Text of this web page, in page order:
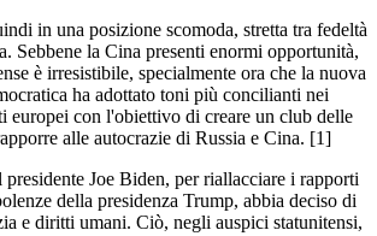
in una posizione scomoda, stretta tra fedeltà
Sebbene la Cina presenti enormi opportunità,
è irresistibile, specialmente ora che la nuova
ha adottato toni più concilianti nei
europei con l'obiettivo di creare un club delle
alle autocrazie di Russia e Cina. [1]
Joe Biden, per riallacciare i rapporti
della presidenza Trump, abbia deciso di
e diritti umani. Ciò, negli auspici statunitensi,